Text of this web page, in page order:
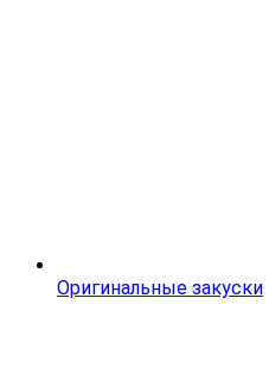
Оригинальные закуски